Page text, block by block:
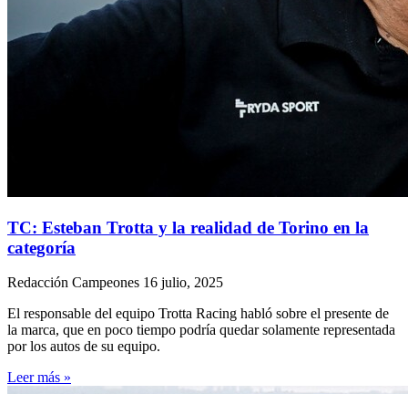
TC: Esteban Trotta y la realidad de Torino en la
categoría
Redacción Campeones 16 julio, 2025
El responsable del equipo Trotta Racing habló sobre el presente de
la marca, que en poco tiempo podría quedar solamente representada
por los autos de su equipo.
Leer más »